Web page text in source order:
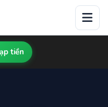
tiền